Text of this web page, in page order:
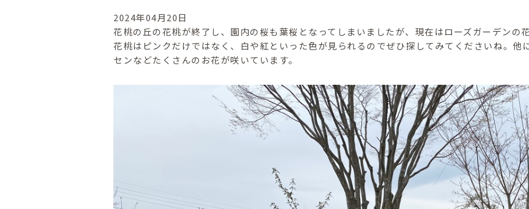
2024年04月20日
花桃の丘の花桃が終了し、園内の桜も葉桜となってしまいましたが、現在はローズガーデンの
花桃はピンクだけではなく、白や紅といった色が見られるのでぜひ探してみてくださいね。他
センなどたくさんのお花が咲いています。